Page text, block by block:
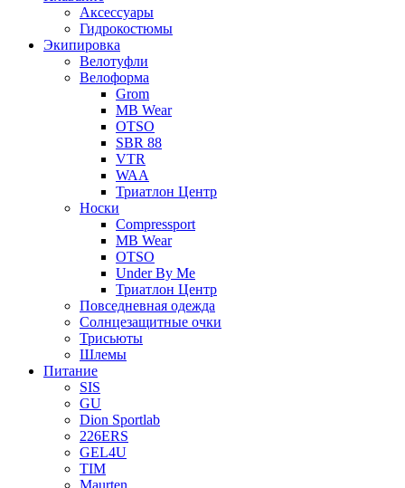
Аксессуары
Гидрокостюмы
Экипировка
Велотуфли
Велоформа
Grom
MB Wear
OTSO
SBR 88
VTR
WAA
Триатлон Центр
Носки
Compressport
MB Wear
OTSO
Under By Me
Триатлон Центр
Повседневная одежда
Солнцезащитные очки
Трисьюты
Шлемы
Питание
SIS
GU
Dion Sportlab
226ERS
GEL4U
TIM
Maurten